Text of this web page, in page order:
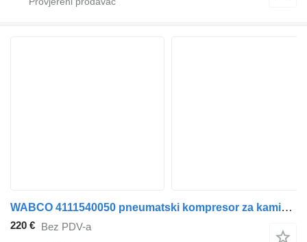
WABCO 4111540050 pneumatski kompresor za kamiona
220 € Bez PDV-a